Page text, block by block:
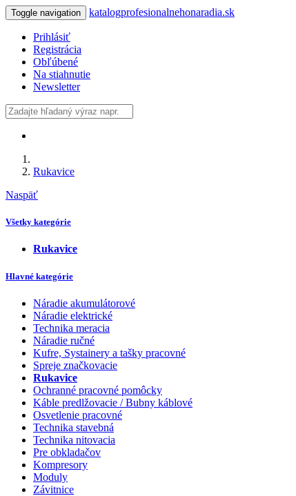
Toggle navigation katalogprofesionalnehonaradia.sk
Prihlásiť
Registrácia
Obľúbené
Na stiahnutie
Newsletter
Rukavice
Naspäť
Všetky kategórie
Rukavice
Hlavné kategórie
Náradie akumulátorové
Náradie elektrické
Technika meracia
Náradie ručné
Kufre, Systainery a tašky pracovné
Spreje značkovacie
Rukavice
Ochranné pracovné pomôcky
Káble predlžovacie / Bubny káblové
Osvetlenie pracovné
Technika stavebná
Technika nitovacia
Pre obkladačov
Kompresory
Moduly
Závitnice